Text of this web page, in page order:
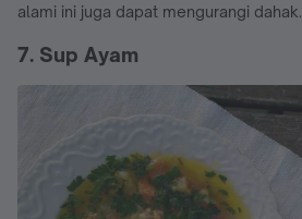
alami ini juga dapat mengurangi dahak.
7. Sup Ayam